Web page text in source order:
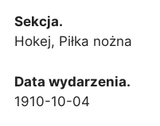
Sekcja.
Hokej, Piłka nożna
Data wydarzenia.
1910-10-04